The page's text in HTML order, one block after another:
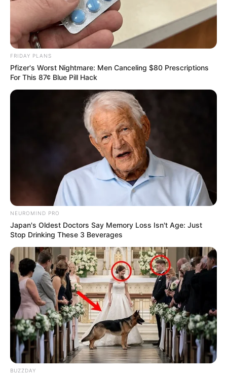
FRIDAY PLANS
Pfizer's Worst Nightmare: Men Canceling $80 Prescriptions
For This 87¢ Blue Pill Hack
NEUROMIND PRO
Japan's Oldest Doctors Say Memory Loss Isn't Age: Just
Stop Drinking These 3 Beverages
BUZZDAY